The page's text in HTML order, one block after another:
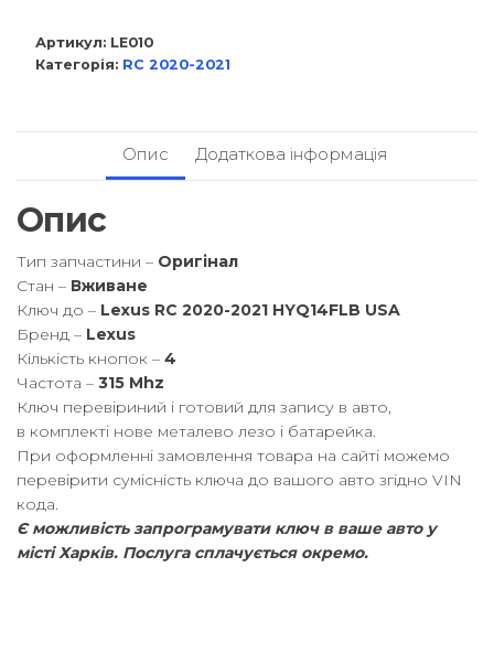
Артикул: LE010
Категорія: RC 2020-2021
Опис Додаткова інформація
Опис
Тип запчастини – Оригінал
Стан – Вживане
Ключ до – Lexus RC 2020-2021 HYQ14FLB USA
Бренд – Lexus
Кількість кнопок – 4
Частота – 315 Mhz
Ключ перевіриний і готовий для запису в авто,
в комплекті нове металево лезо і батарейка.
При оформленні замовлення товара на сайті можемо
перевірити сумісність ключа до вашого авто згідно VIN
кода.
Є можливість запрограмувати ключ в ваше авто у
місті Харків. Послуга cплачується окремо.